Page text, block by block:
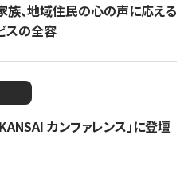
族、地域住民の心の声に応える
スの全容
カンファレンス」に登壇